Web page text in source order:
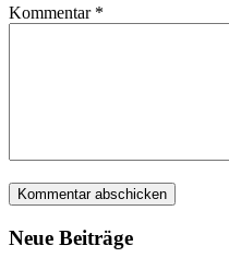
Kommentar *
Neue Beiträge